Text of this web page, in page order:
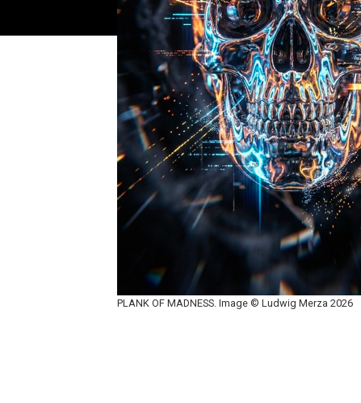
PLANK OF MADNESS. Image © Ludwig Merza 2026